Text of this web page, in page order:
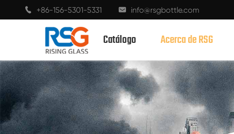
 +86-156-5301-5331  info@rsgbottle.com
Catálogo
BOTELLAS DE VIDRIO CON ESPÍRITUS
BOTELLAS DE VIDRIO DE VINO
Acerca de RSG